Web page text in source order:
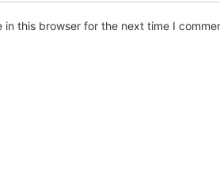
in this browser for the next time I